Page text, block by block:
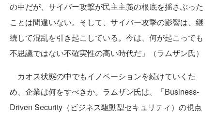
の中だが、サイバー攻撃が民主主義の根底を揺さぶった
ことは間違いない。そして、サイバー攻撃の影響は、継
続して混乱を引き起こしている。今は、何が起こっても
不思議ではない不確実性の高い時代だ」（ラムザン氏）
カオス状態の中でもイノベーションを続けていくた
め、企業は何をすべきか。ラムザン氏は、「Business-
Driven Security（ビジネス駆動型セキュリティ）の視点